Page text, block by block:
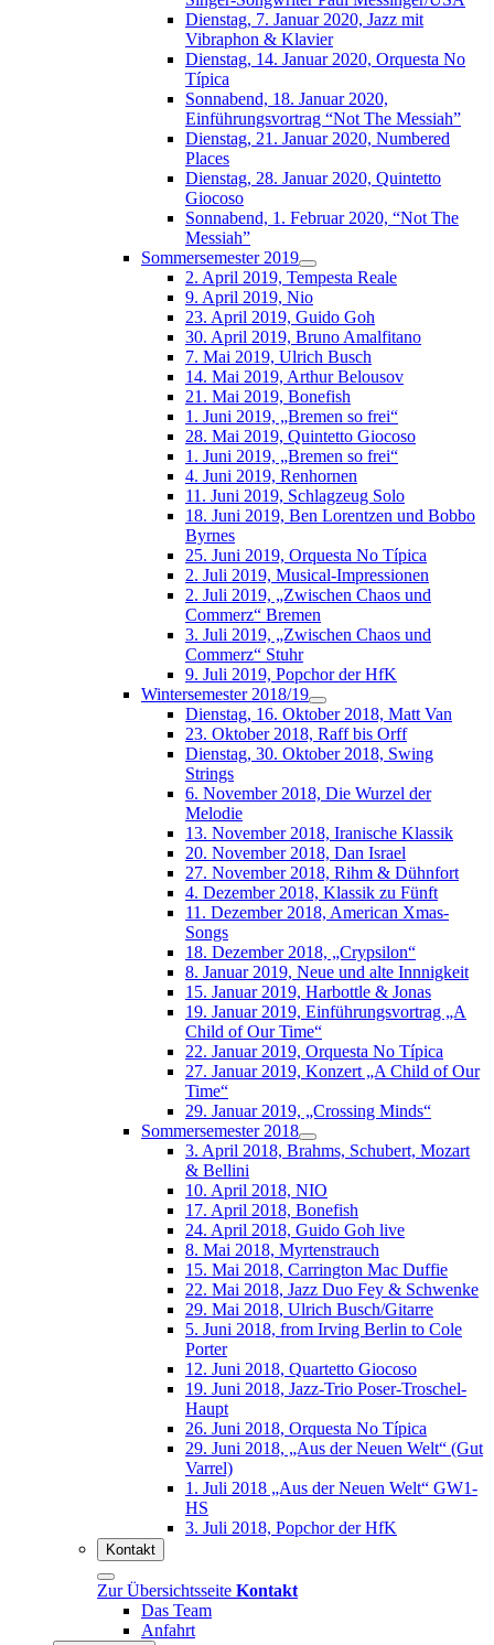
Dienstag, 7. Januar 2020, Jazz mit
Vibraphon & Klavier
Dienstag, 14. Januar 2020, Orquesta No
Típica
Sonnabend, 18. Januar 2020,
Einführungsvortrag “Not The Messiah”
Dienstag, 21. Januar 2020, Numbered
Places
Dienstag, 28. Januar 2020, Quintetto
Giocoso
Sonnabend, 1. Februar 2020, “Not The
Messiah”
Sommersemester 2019
2. April 2019, Tempesta Reale
9. April 2019, Nio
23. April 2019, Guido Goh
30. April 2019, Bruno Amalfitano
7. Mai 2019, Ulrich Busch
14. Mai 2019, Arthur Belousov
21. Mai 2019, Bonefish
1. Juni 2019, „Bremen so frei“
28. Mai 2019, Quintetto Giocoso
1. Juni 2019, „Bremen so frei“
4. Juni 2019, Renhornen
11. Juni 2019, Schlagzeug Solo
18. Juni 2019, Ben Lorentzen und Bobbo
Byrnes
25. Juni 2019, Orquesta No Típica
2. Juli 2019, Musical-Impressionen
2. Juli 2019, „Zwischen Chaos und
Commerz“ Bremen
3. Juli 2019, „Zwischen Chaos und
Commerz“ Stuhr
9. Juli 2019, Popchor der HfK
Wintersemester 2018/19
Dienstag, 16. Oktober 2018, Matt Van
23. Oktober 2018, Raff bis Orff
Dienstag, 30. Oktober 2018, Swing
Strings
6. November 2018, Die Wurzel der
Melodie
13. November 2018, Iranische Klassik
20. November 2018, Dan Israel
27. November 2018, Rihm & Dühnfort
4. Dezember 2018, Klassik zu Fünft
11. Dezember 2018, American Xmas-
Songs
18. Dezember 2018, „Crypsilon“
8. Januar 2019, Neue und alte Innnigkeit
15. Januar 2019, Harbottle & Jonas
19. Januar 2019, Einführungsvortrag „A
Child of Our Time“
22. Januar 2019, Orquesta No Típica
27. Januar 2019, Konzert „A Child of Our
Time“
29. Januar 2019, „Crossing Minds“
Sommersemester 2018
3. April 2018, Brahms, Schubert, Mozart
& Bellini
10. April 2018, NIO
17. April 2018, Bonefish
24. April 2018, Guido Goh live
8. Mai 2018, Myrtenstrauch
15. Mai 2018, Carrington Mac Duffie
22. Mai 2018, Jazz Duo Fey & Schwenke
29. Mai 2018, Ulrich Busch/Gitarre
5. Juni 2018, from Irving Berlin to Cole
Porter
12. Juni 2018, Quartetto Giocoso
19. Juni 2018, Jazz-Trio Poser-Troschel-
Haupt
26. Juni 2018, Orquesta No Típica
29. Juni 2018, „Aus der Neuen Welt“ (Gut
Varrel)
1. Juli 2018 „Aus der Neuen Welt“ GW1-
HS
3. Juli 2018, Popchor der HfK
Kontakt
Zur Übersichtsseite Kontakt
Das Team
Anfahrt